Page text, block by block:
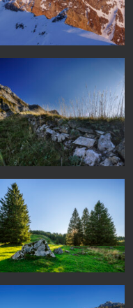
25-09-18-
Pano
25-09-18-1375